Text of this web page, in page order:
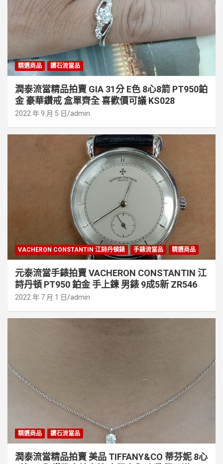
精選商品 鑽石流當品
潤泰流當精品拍賣 GIA 31分 E色 8心8箭 PT950鉑
金 豪華鑽戒 盒單齊全 喜歡價可議 KS028
2022 年 9 月 5 日 admin
VACHERON CONSTANTIN 江詩丹頓錶 手錶流當品 精選商品
元泰流當手錶拍賣 VACHERON CONSTANTIN 江
詩丹頓 PT950 鉑金 手上鍊 男錶 9成5新 ZR546
2022 年 7 月 1 日 admin
精選商品 鑽石流當品
潤泰流當精品拍賣 美品 TIFFANY&CO 蒂芬妮 8心